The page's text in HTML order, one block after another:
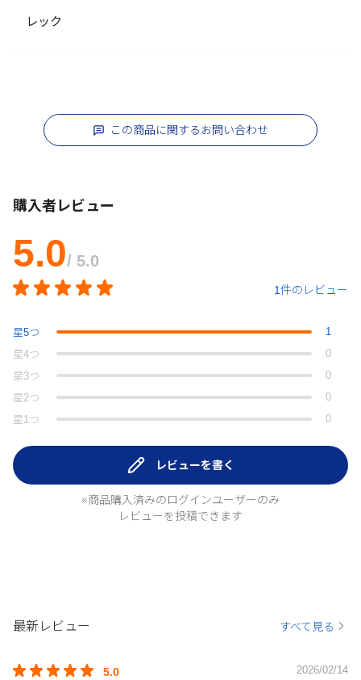
レック
この商品に関するお問い合わせ
購入者レビュー
5.0/ 5.0
1件のレビュー
星5つ
1
星4つ
0
星 3つ
0
星 2つ
0
星 1つ 0
レビューを書く
※商品購入済みのログインユーザーのみ
レビューを投稿できます
最新レビュー すべて見る
5.0 2026/02/14